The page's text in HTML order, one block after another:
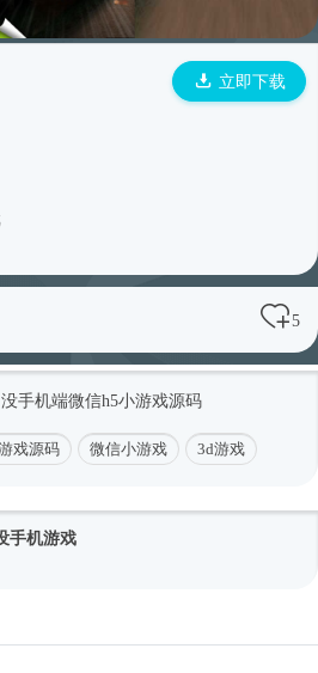
立即下载
5
手机端微信h5小游戏源码
戏源码 微信小游戏 3d游戏
手机游戏